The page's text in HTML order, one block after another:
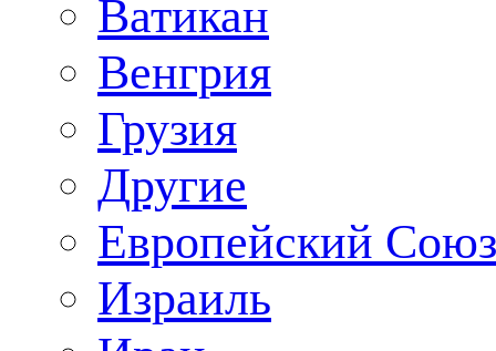
Ватикан
Венгрия
Грузия
Другие
Европейский Союз
Израиль